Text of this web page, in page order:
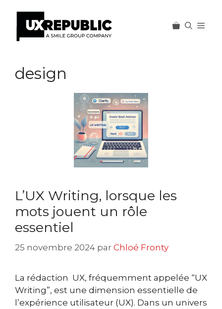
contenu
design
L’UX Writing, lorsque les
mots jouent un rôle
essentiel
25 novembre 2024 par Chloé Fronty
La rédaction UX, fréquemment appelée “UX
Writing”, est une dimension essentielle de
l’expérience utilisateur (UX). Dans un univers